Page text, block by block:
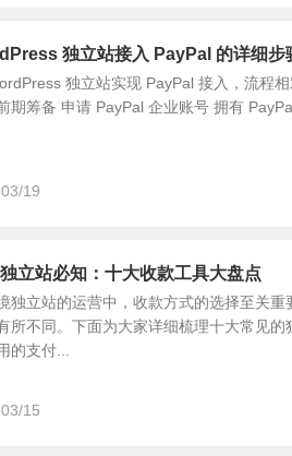
独立站接入 PayPal 的详细步
独立站实现 PayPal 接入，流程
期筹备 申请 PayPal 企业账号 拥有
03/19
立站必知：十大收款工具大盘点
独立站的运营中，收款方式的选择至关
所不同。下面为大家详细梳理十大常见
的支付...
03/15